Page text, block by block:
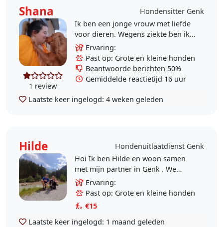
Shana Hondensitter Genk
1 review
Ik ben een jonge vrouw met liefde
voor dieren. Wegens ziekte ben ik
thuis en dus veel vrije tijd. Ik zou
deze graag willen vullen met de
Huisdieren..
Ervaring:
Past op: Grote en kleine honden
Beantwoorde berichten 50%
Gemiddelde reactietijd 16 uur
Laatste keer ingelogd: 4 weken geleden
Hilde
Hondenuitlaatdienst Genk
Hoi Ik ben Hilde en woon samen
met mijn partner in Genk . We
adopteerden 3 gekke, schattige
katten en 1 hond uit het dierenasiel
Ervaring:
Past op: Grote en kleine honden
€15
Laatste keer ingelogd: 1 maand geleden